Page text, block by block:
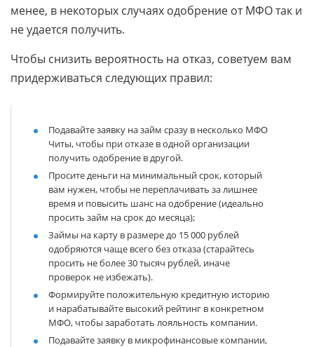
менее, в некоторых случаях одобрение от МФО так и
не удается получить.
Чтобы снизить вероятность на отказ, советуем вам
придерживаться следующих правил:
Подавайте заявку на займ сразу в несколько МФО
Читы, чтобы при отказе в одной организации
получить одобрение в другой.
Просите деньги на минимальный срок, который
вам нужен, чтобы не переплачивать за лишнее
время и повысить шанс на одобрение (идеально
просить займ на срок до месяца);
Займы на карту в размере до 15 000 рублей
одобряются чаще всего без отказа (старайтесь
просить не более 30 тысяч рублей, иначе
проверок не избежать).
Формируйте положительную кредитную историю
и нарабатывайте высокий рейтинг в конкретном
МФО, чтобы заработать лояльность компании.
Подавайте заявку в микрофинансовые компании,